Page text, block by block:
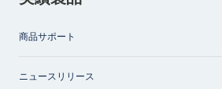
商品サポート
ニュースリリース